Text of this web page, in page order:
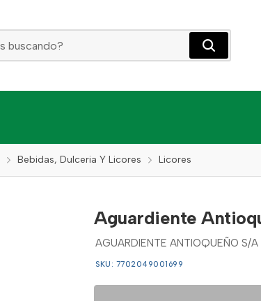
Bebidas, Dulceria Y Licores Licores
Aguardiente
AGUARDIENTE ANTIOQUEÑO S/A
SKU: 7702049001699